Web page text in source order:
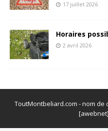
17 juillet 2026
Horaires
2 avril 2026
ToutMontbeliard.com - nom de